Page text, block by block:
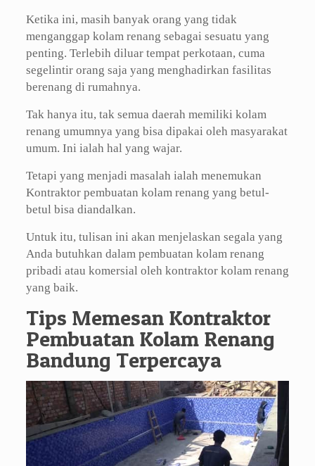
Ketika ini, masih banyak orang yang tidak
menganggap kolam renang sebagai sesuatu yang
penting. Terlebih diluar tempat perkotaan, cuma
segelintir orang saja yang menghadirkan fasilitas
berenang di rumahnya.
Tak hanya itu, tak semua daerah memiliki kolam
renang umumnya yang bisa dipakai oleh masyarakat
umum. Ini ialah hal yang wajar.
Tetapi yang menjadi masalah ialah menemukan
Kontraktor pembuatan kolam renang yang betul-
betul bisa diandalkan.
Untuk itu, tulisan ini akan menjelaskan segala yang
Anda butuhkan dalam pembuatan kolam renang
pribadi atau komersial oleh kontraktor kolam renang
yang baik.
Tips Memesan Kontraktor
Pembuatan Kolam Renang
Bandung Terpercaya